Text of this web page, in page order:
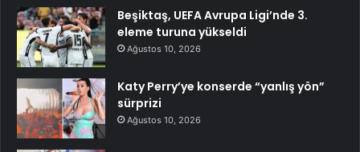
Beşiktaş, UEFA Avrupa Ligi’nde 3.
eleme turuna yükseldi
Ağustos 10, 2026
Katy Perry’ye konserde “yanlış yön”
sürprizi
Ağustos 10, 2026